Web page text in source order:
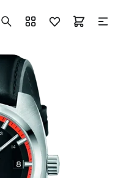
+7 ( 705 ) 181-42-50
info@vetervremeni.kz